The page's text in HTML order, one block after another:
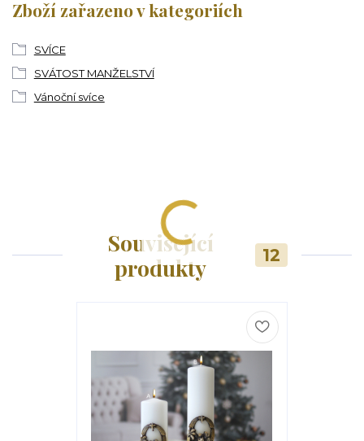
Zboží zařazeno v kategoriích
SVÍCE
SVÁTOST MANŽELSTVÍ
Vánoční svíce
Související
produkty
12